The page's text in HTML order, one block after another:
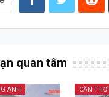
quan tâm
ANH CẦN THƠ